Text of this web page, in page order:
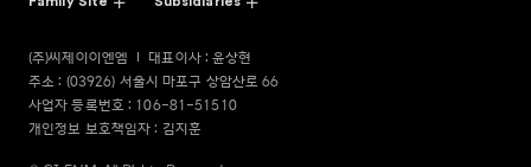
(주)씨제이이엔엠
대표이사 : 윤상현
주소 : (03926) 서울시 마포구 상암산로 66
사업자 등록번호 : 106-81-51510
개인정보 보호책임자 : 김지훈